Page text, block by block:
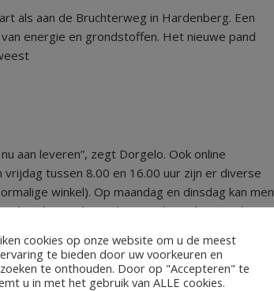
als aan de Bruchterweg in Hardenberg. Een
energie en grondstoffen. Het nieuwe pand
aan leveren”, zegt Dorgelo. Ook online
tussen 8.00 en 16.00 uur zijn er diverse
winkel). Op maandag en dinsdag kan men
de achterzijde van het pand aan de Wisseling in
cookies op onze website om u de meest
te bieden door uw voorkeuren en
te onthouden. Door op "Accepteren" te
u in met het gebruik van ALLE cookies.